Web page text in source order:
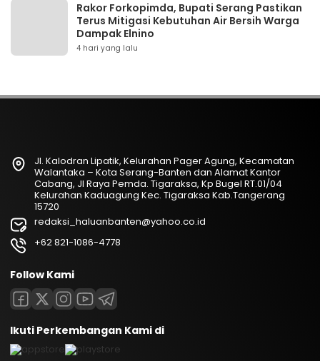
Rakor Forkopimda, Bupati Serang Pastikan
Terus Mitigasi Kebutuhan Air Bersih Warga
Dampak Elnino
4 hari yang lalu
Jl. Kalodran Lipatik, Kelurahan Pager Agung, Kecamatan
Walantaka – Kota Serang-Banten dan Alamat Kantor
Cabang, Jl Raya Pemda. Tigaraksa, Kp Bugel RT.01/04
Kelurahan Kaduagung Kec. Tigaraksa Kab.Tangerang
15720
redaksi_haluanbanten@yahoo.co.id
+62 821-1086-4778
Follow Kami
Ikuti Perkembangan Kami di